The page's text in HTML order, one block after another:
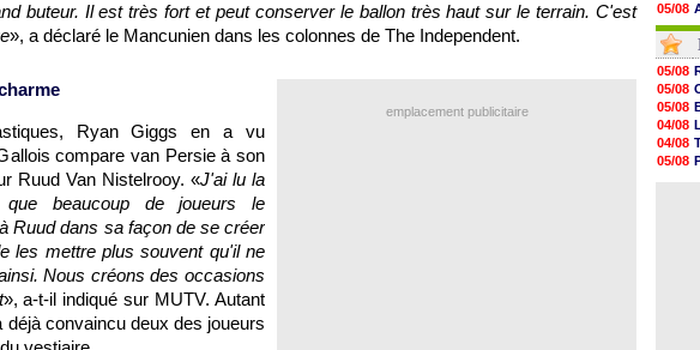
buteur. Il est très fort et peut conserver le ballon très haut sur le terrain. C'est
», a déclaré le Mancunien dans les colonnes de The Independent.
emplacement publicitaire
Ryan Giggs en a vu
compare van Persie à son
Ruud Van Nistelrooy. «J'ai lu la
que beaucoup de joueurs le
Ruud dans sa façon de se créer
les mettre plus souvent qu'il ne
Nous créons des occasions
», a-t-il indiqué sur MUTV. Autant
déjà convaincu deux des joueurs
05/08
05/08
05/08
05/08
05/08
05/08
05/08
05/08
05/08
05/08
05/08
05/08
05/08
04/08
04/08
05/08